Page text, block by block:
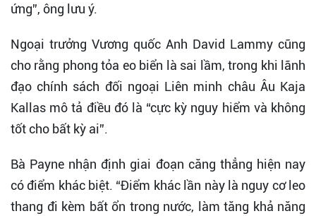
ứng”, ông lưu ý.
Ngoại trưởng Vương quốc Anh David Lammy cũng
cho rằng phong tỏa eo biển là sai lầm, trong khi lãnh
đạo chính sách đối ngoại Liên minh châu Âu Kaja
Kallas mô tả điều đó là “cực kỳ nguy hiểm và không
tốt cho bất kỳ ai”.
Bà Payne nhận định giai đoạn căng thẳng hiện nay
có điểm khác biệt. “Điểm khác lần này là nguy cơ leo
thang đi kèm bất ổn trong nước, làm tăng khả năng